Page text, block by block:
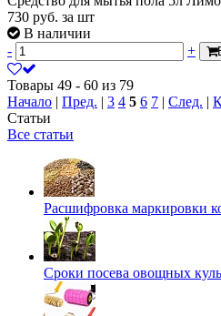
730 руб. за шт
В наличии
-
+
Товары 49 - 60 из 79
Начало | Пред. | 3 4 5 6 7 | След. |
Статьи
Все статьи
Расшифровка маркировки
Сроки посева овощных